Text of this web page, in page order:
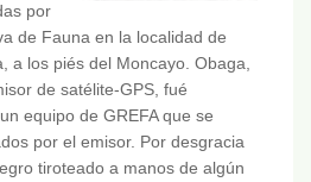
por
de Fauna en la localidad de
a los piés del Moncayo. Obaga,
de satélite-GPS, fué
equipo de GREFA que se
por el emisor. Por desgracia
tiroteado a manos de algún